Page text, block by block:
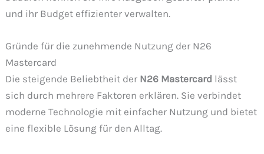
und ihr Budget effizienter verwalten.
Gründe für die zunehmende Nutzung der N26
Mastercard
Die steigende Beliebtheit der N26 Mastercard lässt
sich durch mehrere Faktoren erklären. Sie verbindet
moderne Technologie mit einfacher Nutzung und bietet
eine flexible Lösung für den Alltag.